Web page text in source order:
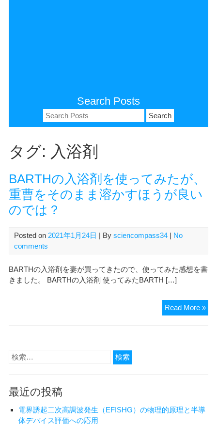
Search Posts
Search
for:
タグ: 入浴剤
BARTHの入浴剤を使ってみたが、
重曹をそのまま溶かすほうが良い
のでは？
Posted on 2021年1月24日 | By sciencompass34| No
comments
BARTHの入浴剤を妻が買ってきたので、使ってみた感想を書
きました。 BARTHの入浴剤 使ってみたBARTH […]
Read More »
の
検
最近の投稿
電界誘起二次高調波発生（EFISHG）の物理的原理と半導
体デバイス評価への応用